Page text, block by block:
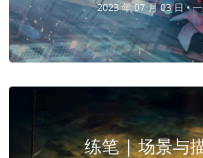
2023 年 07 月 03 日 •
练笔 | 场景与